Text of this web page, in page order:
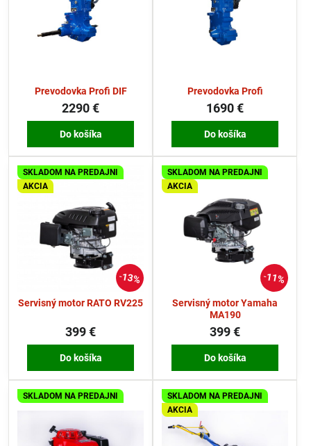
Prevodovka Profi DIF
2290 €
Do košíka
Prevodovka Profi
1690 €
Do košíka
13%
SKLADOM NA PREDAJNI
AKCIA
Servisný motor RATO RV225
399 €
Do košíka
11%
SKLADOM NA PREDAJNI
AKCIA
Servisný motor Yamaha
MA190
399 €
Do košíka
SKLADOM NA PREDAJNI
SKLADOM NA PREDAJNI
AKCIA